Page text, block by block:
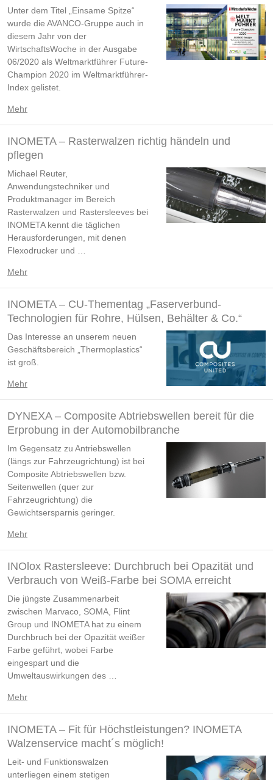
Unter dem Titel „Einsame Spitze“
wurde die AVANCO-Gruppe auch in
diesem Jahr von der
WirtschaftsWoche in der Ausgabe
06/2020 als Weltmarktführer Future-
Champion 2020 im Weltmarktführer-
Index gelistet.
Mehr
INOMETA – Rasterwalzen richtig händeln und
pflegen
Michael Reuter,
Anwendungstechniker und
Produktmanager im Bereich
Rasterwalzen und Rastersleeves bei
INOMETA kennt die täglichen
Herausforderungen, mit denen
Flexodrucker und …
Mehr
INOMETA – CU-Thementag „Faserverbund-
Technologien für Rohre, Hülsen, Behälter & Co.“
Das Interesse an unserem neuen
Geschäftsbereich „Thermoplastics“
ist groß.
Mehr
DYNEXA – Composite Abtriebswellen bereit für die
Erprobung in der Automobilbranche
Im Gegensatz zu Antriebswellen
(längs zur Fahrzeugrichtung) ist bei
Composite Abtriebswellen bzw.
Seitenwellen (quer zur
Fahrzeugrichtung) die
Gewichtsersparnis geringer.
Mehr
INOlox Rastersleeve: Durchbruch bei Opazität und
Verbrauch von Weiß-Farbe bei SOMA erreicht
Die jüngste Zusammenarbeit
zwischen Marvaco, SOMA, Flint
Group und INOMETA hat zu einem
Durchbruch bei der Opazität weißer
Farbe geführt, wobei Farbe
eingespart und die
Umweltauswirkungen des …
Mehr
INOMETA – Fit für Höchstleistungen? INOMETA
Walzenservice macht´s möglich!
Leit- und Funktionswalzen
unterliegen einem stetigen